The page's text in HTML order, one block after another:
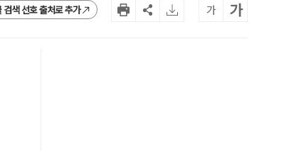
검색 선호 출처로 추가 가 가